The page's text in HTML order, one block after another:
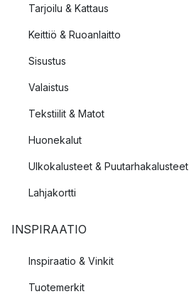
Tarjoilu & Kattaus
Keittiö & Ruoanlaitto
Sisustus
Valaistus
Tekstiilit & Matot
Huonekalut
Ulkokalusteet & Puutarhakalusteet
Lahjakortti
INSPIRAATIO
Inspiraatio & Vinkit
Tuotemerkit